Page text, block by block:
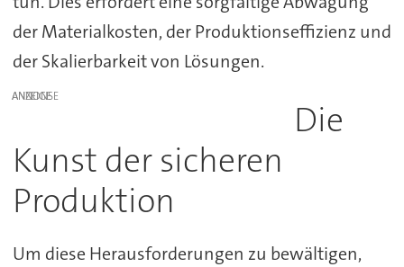
der Materialkosten, der Produktionseffizienz und
der Skalierbarkeit von Lösungen.
ANZEIGE
Die
Kunst der sicheren
Produktion
Um diese Herausforderungen zu bewältigen,